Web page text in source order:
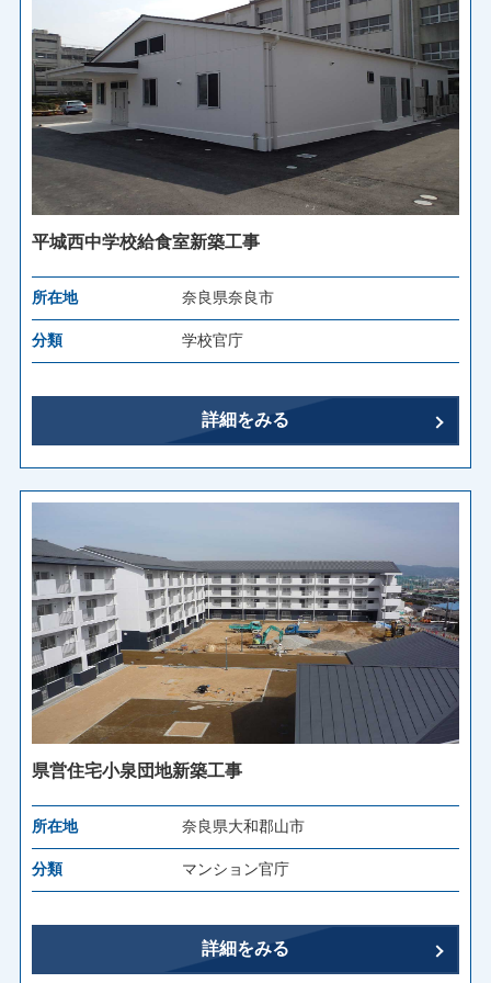
平城西中学校給食室新築工事
所在地 奈良県奈良市
分類 学校官庁
詳細をみる
県営住宅小泉団地新築工事
所在地 奈良県大和郡山市
分類 マンション官庁
詳細をみる